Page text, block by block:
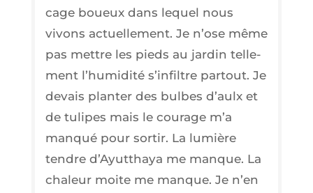
cage boueux dans lequel nous
vivons actuel­le­ment. Je n’ose même
pas mettre les pieds au jar­din tel­le­
ment l’hu­mi­di­té s’in­filtre par­tout. Je
devais plan­ter des bulbes d’aulx et
de tulipes mais le cou­rage m’a
man­qué pour sor­tir. La lumière
tendre d’Ayut­thaya me manque. La
cha­leur moite me manque. Je n’en